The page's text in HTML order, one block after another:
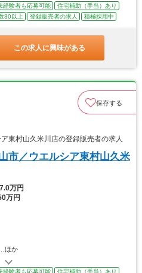
経験者も応募可能
住宅補助（手当）あり
30以上 登録販売者の求人 積極採用中
この求人に興味がある
保存する
東村山久米川店の登録販売者の求人
市／ウエルシア東村山久米
万円
万円
ほか
経験者も応募可能
住宅補助（手当）あり